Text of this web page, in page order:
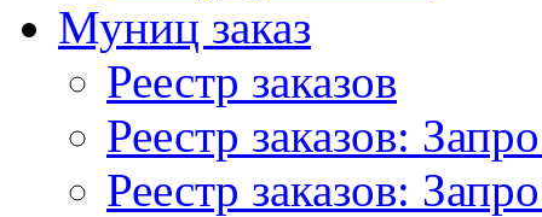
Муниц заказ
Реестр заказов
Реестр заказов:
Реестр заказов: